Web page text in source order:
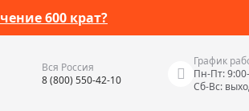
600 крат?
Вся Россия
8 (800) 550-42-10
График
Пн-Пт:
Сб-Вс: